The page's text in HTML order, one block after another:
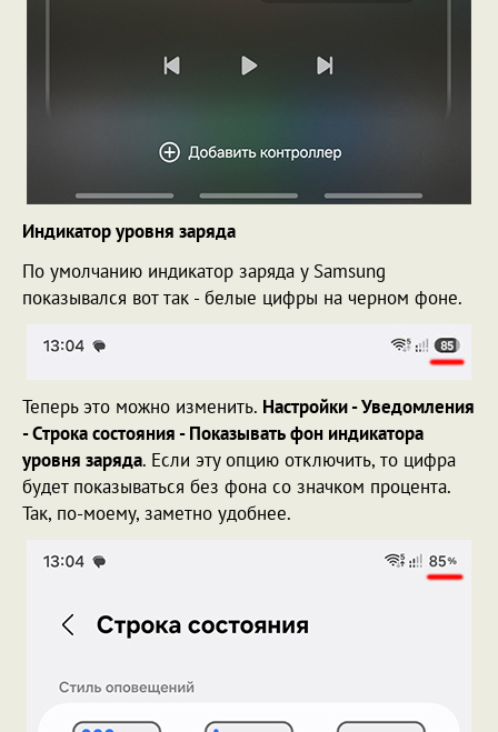
Индикатор уровня заряда
По умолчанию индикатор заряда у Samsung
показывался вот так - белые цифры на черном фоне.
Теперь это можно изменить. Настройки - Уведомления
- Строка состояния - Показывать фон индикатора
уровня заряда. Если эту опцию отключить, то цифра
будет показываться без фона со значком процента.
Так, по-моему, заметно удобнее.